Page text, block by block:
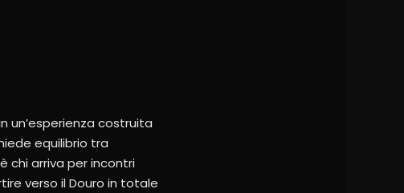
un’esperienza costruita
equilibrio tra
chi arriva per incontri
verso il Douro in totale